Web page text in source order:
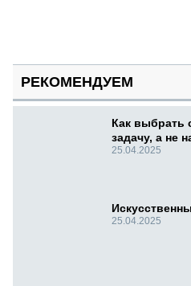
РЕКОМЕНДУЕМ
Как выбрать
задачу, а не
25.04.2025
25.04.2025